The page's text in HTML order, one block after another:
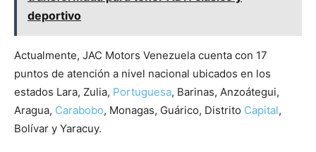
deportivo
Actualmente, JAC Motors Venezuela cuenta con 17
puntos de atención a nivel nacional ubicados en los
estados Lara, Zulia, Portuguesa, Barinas, Anzoátegui,
Aragua, Carabobo, Monagas, Guárico, Distrito Capital,
Bolívar y Yaracuy.